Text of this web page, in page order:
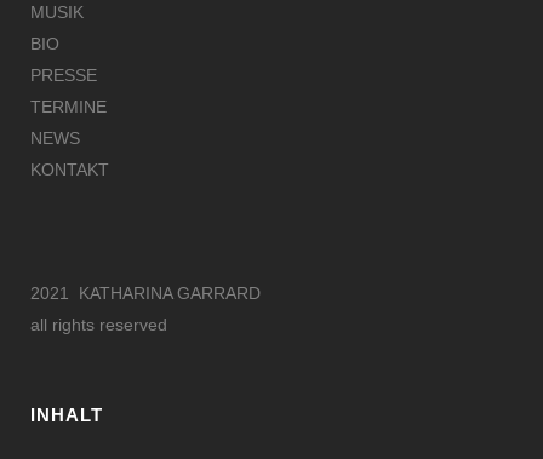
MUSIK
BIO
PRESSE
TERMINE
NEWS
KONTAKT
2021 KATHARINA GARRARD
all rights reserved
INHALT